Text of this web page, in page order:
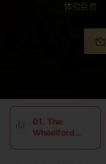
体验会员
01. The
Wheelford